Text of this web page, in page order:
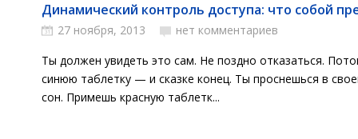
Динамический контроль доступа: что собой
27 ноября, 2013
нет комментариев
Ты должен увидеть это сам. Не поздно отказаться.
синюю таблетку — и сказке конец. Ты проснешься в
сон. Примешь красную таблетк...